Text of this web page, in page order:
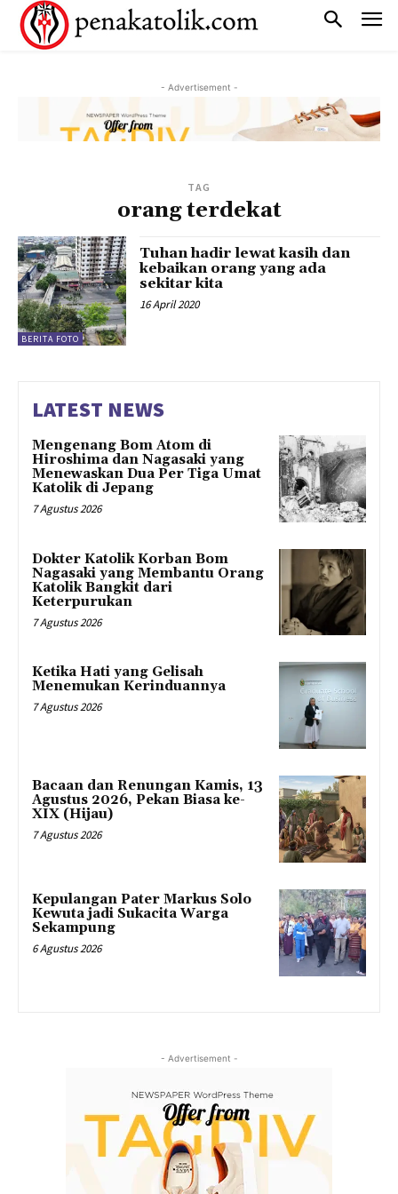
- Advertisement -
TAG
orang terdekat
BERITA FOTO
Tuhan hadir lewat kasih dan
kebaikan orang yang ada
sekitar kita
16 April 2020
LATEST NEWS
Mengenang Bom Atom di
Hiroshima dan Nagasaki yang
Menewaskan Dua Per Tiga Umat
Katolik di Jepang
7 Agustus 2026
Dokter Katolik Korban Bom
Nagasaki yang Membantu Orang
Katolik Bangkit dari
Keterpurukan
7 Agustus 2026
Ketika Hati yang Gelisah
Menemukan Kerinduannya
7 Agustus 2026
Bacaan dan Renungan Kamis, 13
Agustus 2026, Pekan Biasa ke-
XIX (Hijau)
7 Agustus 2026
Kepulangan Pater Markus Solo
Kewuta jadi Sukacita Warga
Sekampung
6 Agustus 2026
- Advertisement -